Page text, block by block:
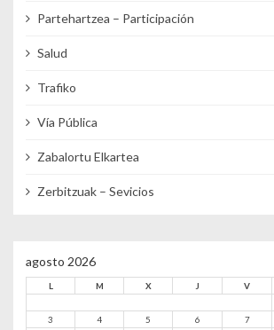
Partehartzea – Participación
Salud
Trafiko
Vía Pública
Zabalortu Elkartea
Zerbitzuak – Sevicios
agosto 2026
L M X J V
3
4 5 6 7